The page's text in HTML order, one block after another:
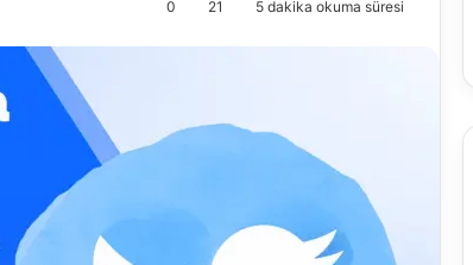
0 21 5 dakika okuma süresi